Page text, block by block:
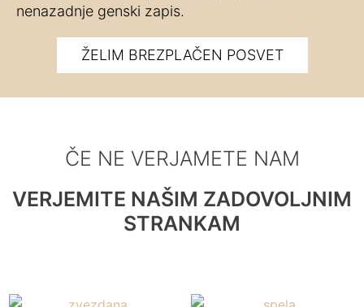
nenazadnje genski zapis.
ŽELIM BREZPLAČEN POSVET
ČE NE VERJAMETE NAM
VERJEMITE NAŠIM ZADOVOLJNIM
STRANKAM